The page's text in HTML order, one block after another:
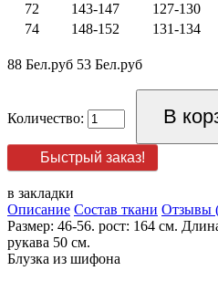
72
143-147 127-130
74
148-152 131-134
88 Бел.руб 53 Бел.руб
Количество:
Быстрый заказ!
в закладки
Описание Состав ткани Отзывы
Размер: 46-56. рост: 164 см.
рукава 50 см.
Блузка из шифона